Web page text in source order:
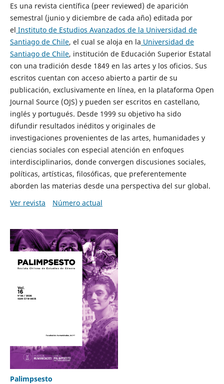
Es una revista científica (peer reviewed) de aparición
semestral (junio y diciembre de cada año) editada por
el Instituto de Estudios Avanzados de la Universidad de
Santiago de Chile, el cual se aloja en la Universidad de
Santiago de Chile, institución de Educación Superior Estatal
con una tradición desde 1849 en las artes y los oficios. Sus
escritos cuentan con acceso abierto a partir de su
publicación, exclusivamente en línea, en la plataforma Open
Journal Source (OJS) y pueden ser escritos en castellano,
inglés y portugués. Desde 1999 su objetivo ha sido
difundir resultados inéditos y originales de
investigaciones provenientes de las artes, humanidades y
ciencias sociales con especial atención en enfoques
interdisciplinarios, donde convergen discusiones sociales,
políticas, artísticas, filosóficas, que preferentemente
aborden las materias desde una perspectiva del sur global.
Ver revista
Número actual
Palimpsesto